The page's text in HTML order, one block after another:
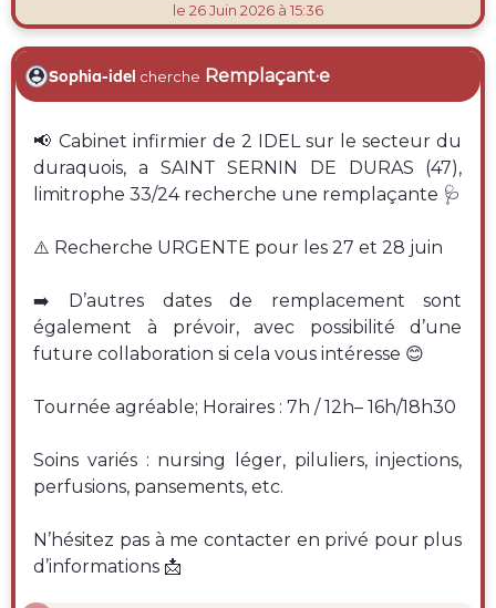
le 26 Juin 2026 à 15:36
Sophia-idel cherche Remplaçant·e
📢 Cabinet infirmier de 2 IDEL sur le secteur du
duraquois, a SAINT SERNIN DE DURAS (47),
limitrophe 33/24 recherche une remplaçante 🩺
⚠️ Recherche URGENTE pour les 27 et 28 juin
➡️ D’autres dates de remplacement sont
également à prévoir, avec possibilité d’une
future collaboration si cela vous intéresse 😊
Tournée agréable; Horaires : 7h / 12h– 16h/18h30
Soins variés : nursing léger, piluliers, injections,
perfusions, pansements, etc.
N’hésitez pas à me contacter en privé pour plus
d’informations 📩